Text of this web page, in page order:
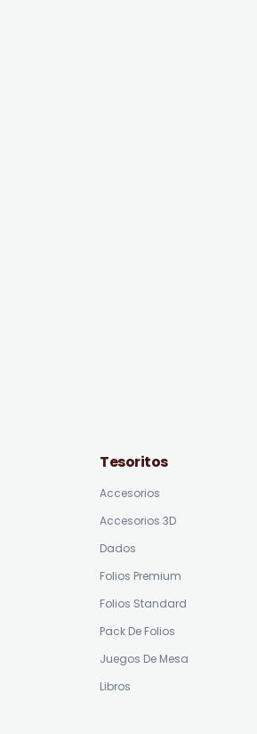
Tesoritos
Accesorios
Accesorios 3D
Dados
Folios Premium
Folios Standard
Pack De Folios
Juegos De Mesa
Libros